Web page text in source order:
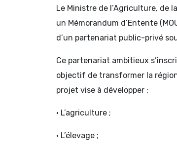
Le Ministre de l’Agriculture, de
un Mémorandum d’Entente
d’un partenariat public-privé
Ce partenariat ambitieux
objectif de transformer la
projet vise à développer :
• L’agriculture ;
• L’élevage ;